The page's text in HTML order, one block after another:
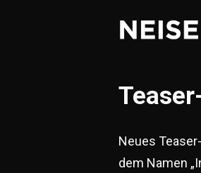
Neues
dem Namen